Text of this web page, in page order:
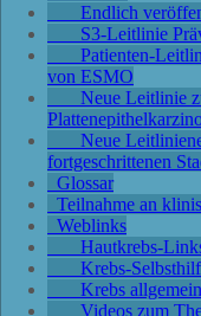
Endlich
S3-Leitlinie
Patienten-
von ESMO
Neue Leitlinie
Neue
fortgeschrittenen
Glossar
Teilnahme an
Weblinks
Hautkrebs-
Krebs-
Krebs allgemein
Videos zum